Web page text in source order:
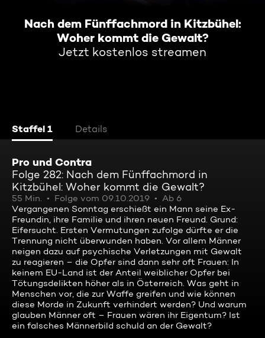
Nach dem Fünffachmord in Kitzbühel:
Woher kommt die Gewalt?
Jetzt kostenlos streamen
Staffel 1 Details
Pro und Contra
Folge 282: Nach dem Fünffachmord in
Kitzbühel: Woher kommt die Gewalt?
55 Min. Folge vom 09.10.2019
Ab 6
Vergangenen Sonntag erschießt ein Mann seine Ex-
Freundin, ihre Familie und ihren neuen Freund. Grund:
Eifersucht. Ersten Vermutungen zufolge dürfte er die
Trennung nicht überwunden haben. Vor allem Männer
neigen dazu auf psychische Verletzungen mit Gewalt
zu reagieren – die Opfer sind dann sehr oft Frauen: In
keinem EU-Land ist der Anteil weiblicher Opfer bei
Tötungsdelikten höher als in Österreich. Was geht in
Menschen vor, die zur Waffe greifen und wie können
diese Morde in Zukunft verhindert werden? Und warum
glauben Männer oft – Frauen wären ihr Eigentum? Ist
ein falsches Männerbild schuld an der Gewalt?